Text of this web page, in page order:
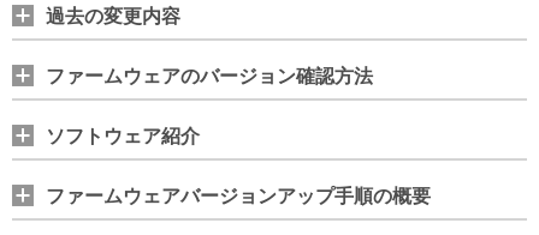
過去の変更内容
ファームウェアのバージョン確認方法
ソフトウェア紹介
ファームウェアバージョンアップ手順の概要